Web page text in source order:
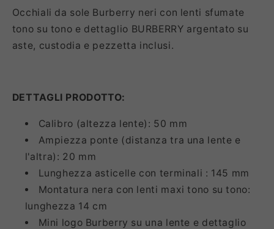
Occhiali da sole Burberry neri con lenti sfumate
tono su tono e dettaglio BURBERRY argentato su
aste, custodia e pezzetta inclusi.
DETTAGLI PRODOTTO:
Calibro (altezza lente): 50 mm
Ampiezza ponte (distanza tra una lente e
l'altra): 20 mm
Lunghezza asticelle con terminali : 145 mm
Montatura nera con lenti maxi tono su tono:
lunghezza 14 cm
Mini logo Burberry su una lente e dettaglio